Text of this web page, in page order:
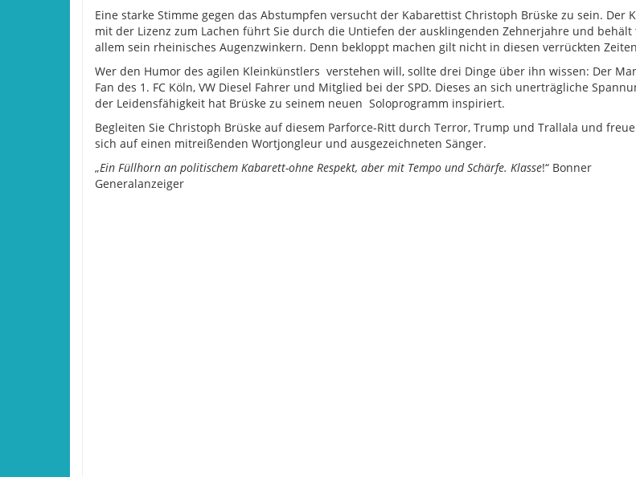
Eine starke Stimme gegen das Abstumpfen versucht der Kabarettist Christoph Brüske zu sein. Der
mit der Lizenz zum Lachen führt Sie durch die Untiefen der ausklingenden Zehnerjahre und behält
allem sein rheinisches Augenzwinkern. Denn bekloppt machen gilt nicht in diesen verrückten
Wer den Humor des agilen Kleinkünstlers verstehen will, sollte drei Dinge über ihn wissen: Der
Fan des 1. FC Köln, VW Diesel Fahrer und Mitglied bei der SPD. Dieses an sich unerträgliche
der Leidensfähigkeit hat Brüske zu seinem neuen Soloprogramm inspiriert.
Begleiten Sie Christoph Brüske auf diesem Parforce-Ritt durch Terror, Trump und Trallala und
sich auf einen mitreißenden Wortjongleur und ausgezeichneten Sänger.
„Ein Füllhorn an politischem Kabarett-ohne Respekt, aber mit Tempo und Schärfe. Klasse!“ Bonner
Generalanzeiger